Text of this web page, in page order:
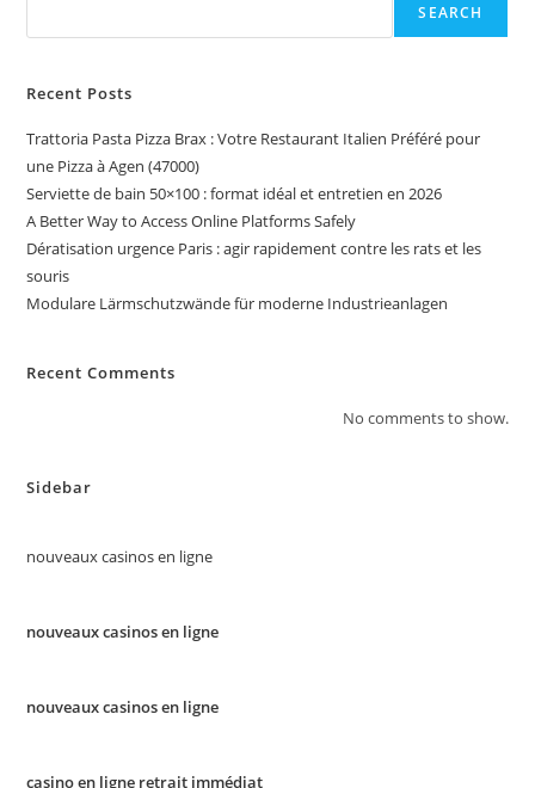
SEARCH
Recent Posts
Trattoria Pasta Pizza Brax : Votre Restaurant Italien Préféré pour
une Pizza à Agen (47000)
Serviette de bain 50×100 : format idéal et entretien en 2026
A Better Way to Access Online Platforms Safely
Dératisation urgence Paris : agir rapidement contre les rats et les
souris
Modulare Lärmschutzwände für moderne Industrieanlagen
Recent Comments
No comments to show.
Sidebar
nouveaux casinos en ligne
nouveaux casinos en ligne
nouveaux casinos en ligne
casino en ligne retrait immédiat